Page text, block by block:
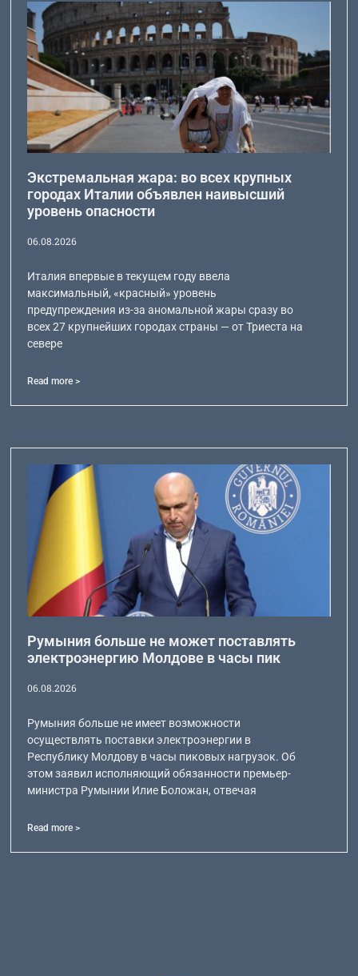
Экстремальная жара: во всех крупных
городах Италии объявлен наивысший
уровень опасности
06.08.2026
Италия впервые в текущем году ввела
максимальный, «красный» уровень
предупреждения из-за аномальной жары сразу во
всех 27 крупнейших городах страны — от Триеста на
севере
Read more >
Румыния больше не может поставлять
электроэнергию Молдове в часы пик
06.08.2026
Румыния больше не имеет возможности
осуществлять поставки электроэнергии в
Республику Молдову в часы пиковых нагрузок. Об
этом заявил исполняющий обязанности премьер-
министра Румынии Илие Боложан, отвечая
Read more >